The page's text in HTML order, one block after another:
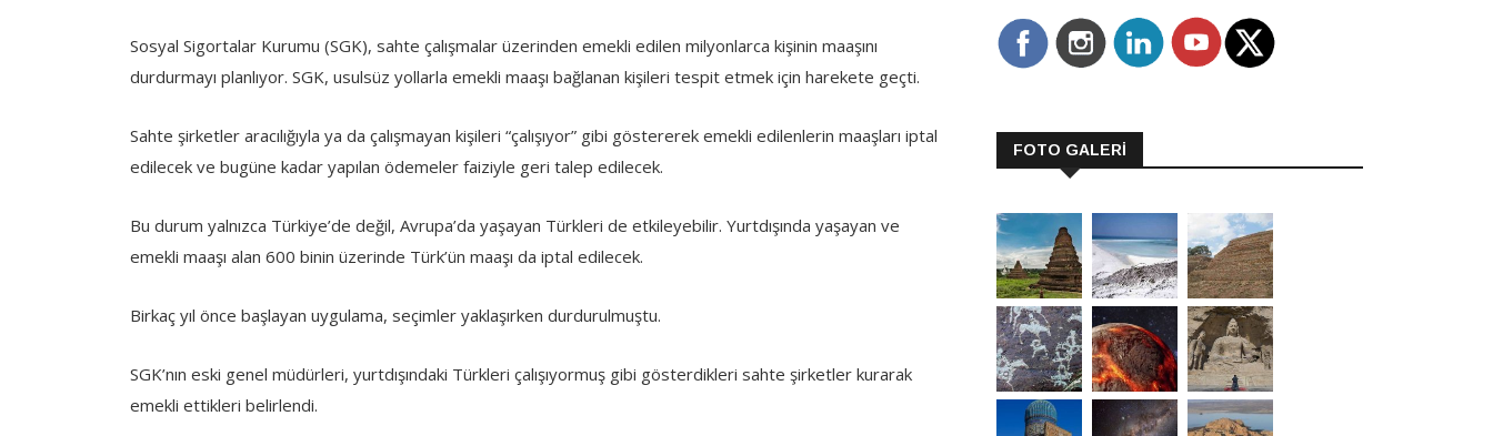
Sosyal Sigortalar Kurumu (SGK), sahte çalışmalar üzerinden emekli edilen milyonlarca kişinin maaşını
durdurmayı planlıyor. SGK, usulsüz yollarla emekli maaşı bağlanan kişileri tespit etmek için harekete geçti.
Sahte şirketler aracılığıyla ya da çalışmayan kişileri “çalışıyor” gibi göstererek emekli edilenlerin maaşları iptal
edilecek ve bugüne kadar yapılan ödemeler faiziyle geri talep edilecek.
Bu durum yalnızca Türkiye’de değil, Avrupa’da yaşayan Türkleri de etkileyebilir. Yurtdışında yaşayan ve
emekli maaşı alan 600 binin üzerinde Türk’ün maaşı da iptal edilecek.
Birkaç yıl önce başlayan uygulama, seçimler yaklaşırken durdurulmuştu.
SGK’nın eski genel müdürleri, yurtdışındaki Türkleri çalışıyormuş gibi gösterdikleri sahte şirketler kurarak
emekli ettikleri belirlendi.
FOTO GALERİ